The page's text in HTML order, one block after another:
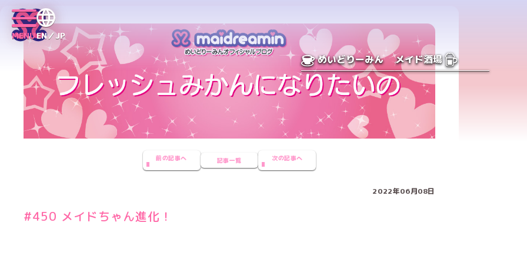
MENUEN／JP
めいどりーみん メイド酒場
前の記事へ 記事一覧 次の記事へ
2022年06月08日
#450 メイドちゃん進化！